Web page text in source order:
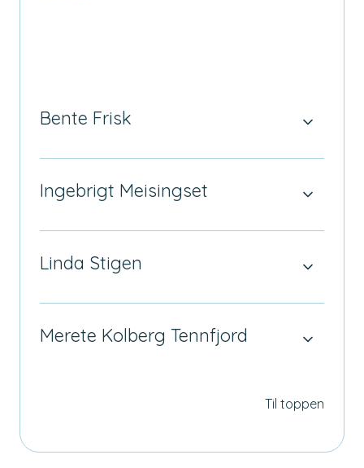
Bente Frisk
Ingebrigt Meisingset
Linda Stigen
Merete Kolberg Tennfjord
Til toppen